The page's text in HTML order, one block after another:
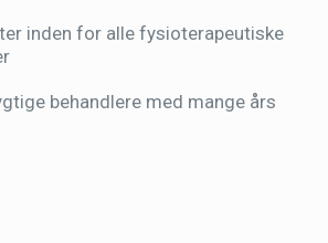
inden for alle fysioterapeutiske
behandlere med mange års